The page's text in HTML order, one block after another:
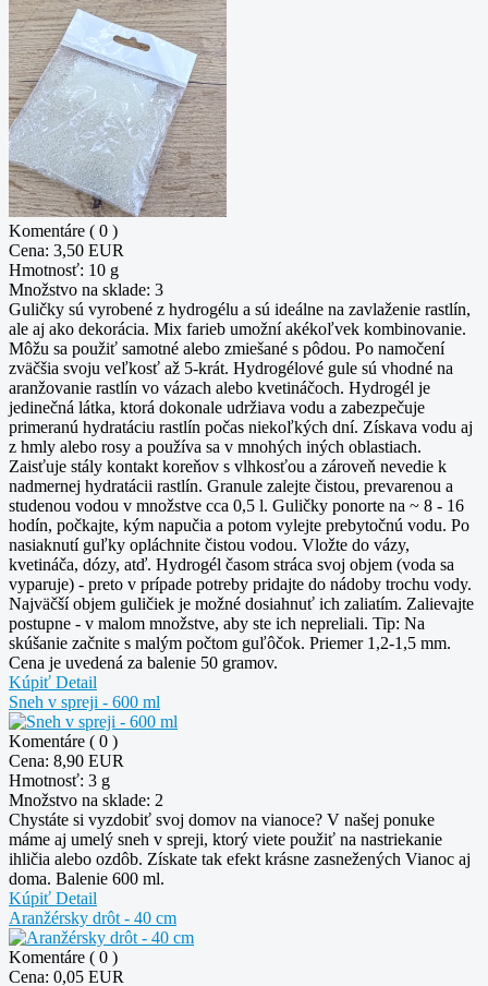
Komentáre ( 0 )
Cena: 3,50 EUR
Hmotnosť: 10 g
Množstvo na sklade: 3
Guličky sú vyrobené z hydrogélu a sú ideálne na zavlaženie rastlín,
ale aj ako dekorácia. Mix farieb umožní akékoľvek kombinovanie.
Môžu sa použiť samotné alebo zmiešané s pôdou. Po namočení
zväčšia svoju veľkosť až 5-krát. Hydrogélové gule sú vhodné na
aranžovanie rastlín vo vázach alebo kvetináčoch. Hydrogél je
jedinečná látka, ktorá dokonale udržiava vodu a zabezpečuje
primeranú hydratáciu rastlín počas niekoľkých dní. Získava vodu aj
z hmly alebo rosy a používa sa v mnohých iných oblastiach.
Zaisťuje stály kontakt koreňov s vlhkosťou a zároveň nevedie k
nadmernej hydratácii rastlín. Granule zalejte čistou, prevarenou a
studenou vodou v množstve cca 0,5 l. Guličky ponorte na ~ 8 - 16
hodín, počkajte, kým napučia a potom vylejte prebytočnú vodu. Po
nasiaknutí guľky opláchnite čistou vodou. Vložte do vázy,
kvetináča, dózy, atď. Hydrogél časom stráca svoj objem (voda sa
vyparuje) - preto v prípade potreby pridajte do nádoby trochu vody.
Najväčší objem guličiek je možné dosiahnuť ich zaliatím. Zalievajte
postupne - v malom množstve, aby ste ich nepreliali. Tip: Na
skúšanie začnite s malým počtom guľôčok. Priemer 1,2-1,5 mm.
Cena je uvedená za balenie 50 gramov.
Kúpiť Detail
Sneh v spreji - 600 ml
Komentáre ( 0 )
Cena: 8,90 EUR
Hmotnosť: 3 g
Množstvo na sklade: 2
Chystáte si vyzdobiť svoj domov na vianoce? V našej ponuke
máme aj umelý sneh v spreji, ktorý viete použiť na nastriekanie
ihličia alebo ozdôb. Získate tak efekt krásne zasnežených Vianoc aj
doma. Balenie 600 ml.
Kúpiť Detail
Aranžérsky drôt - 40 cm
Komentáre ( 0 )
Cena: 0,05 EUR